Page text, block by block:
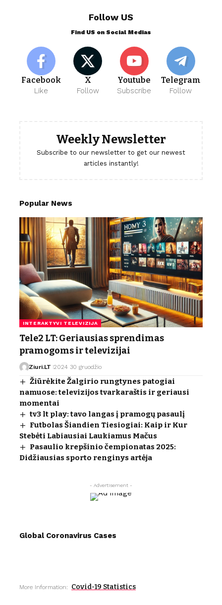
Follow US
Find US on Social Medias
Facebook
Like
X
Follow
Youtube
Subscribe
Telegram
Follow
Weekly Newsletter
Subscribe to our newsletter to get our newest
articles instantly!
Popular News
INTERAKTYVI TELEVIZIJA
Tele2 LT: Geriausias sprendimas
pramogoms ir televizijai
Ziuri.LT 2024 30 gruodžio
Žiūrėkite Žalgirio rungtynes patogiai
namuose: televizijos tvarkaraštis ir geriausi
momentai
tv3 lt play: tavo langas į pramogų pasaulį
Futbolas Šiandien Tiesiogiai: Kaip ir Kur
Stebėti Labiausiai Laukiamus Mačus
Pasaulio krepšinio čempionatas 2025:
Didžiausias sporto renginys artėja
- Advertisement -
Global Coronavirus Cases
More Information: Covid-19 Statistics